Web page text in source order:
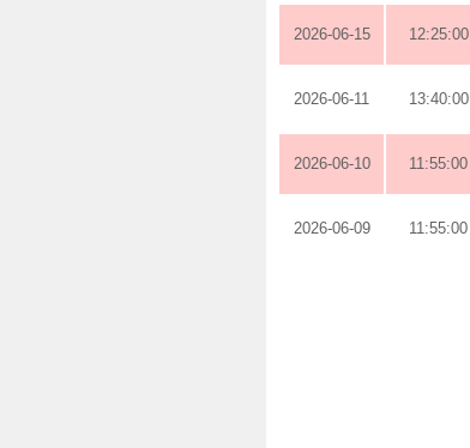
2026-06-15 12:25:00
2026-06-11 13:40:00
2026-06-10 11:55:00
2026-06-09 11:55:00